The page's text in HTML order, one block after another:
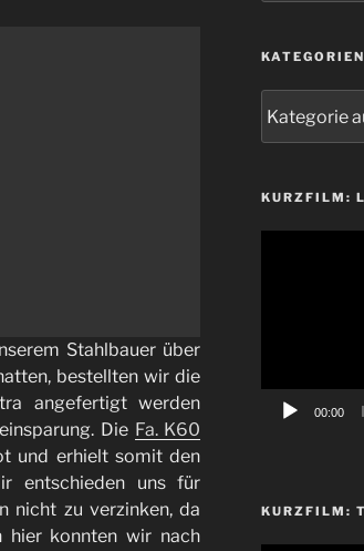
Stahlbauer über
bestellten wir die
angefertigt werden
Die Fa. K60
und erhielt somit den
entschieden uns für
nicht zu verzinken, da
hier konnten wir nach
KATEGORIEN
KURZFILM:
00:00
KURZFILM: